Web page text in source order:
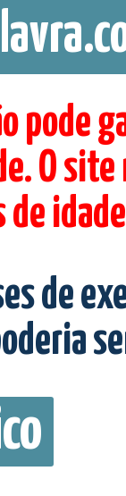
pode
O
de
de